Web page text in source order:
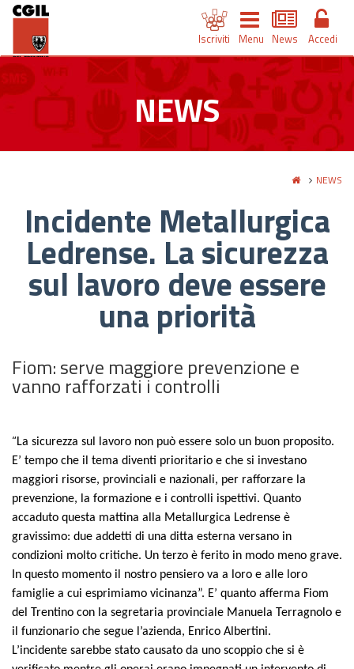
Iscriviti Menu News Accedi
NEWS
NEWS
Incidente Metallurgica
Ledrense. La sicurezza
sul lavoro deve essere
una priorità
Fiom: serve maggiore prevenzione e
vanno rafforzati i controlli
“La sicurezza sul lavoro non può essere solo un buon proposito.
E’ tempo che il tema diventi prioritario e che si investano
maggiori risorse, provinciali e nazionali, per rafforzare la
prevenzione, la formazione e i controlli ispettivi. Quanto
accaduto questa mattina alla Metallurgica Ledrense è
gravissimo: due addetti di una ditta esterna versano in
condizioni molto critiche. Un terzo è ferito in modo meno grave.
In questo momento il nostro pensiero va a loro e alle loro
famiglie a cui esprimiamo vicinanza”. E’ quanto afferma Fiom
del Trentino con la segretaria provinciale Manuela Terragnolo e
il funzionario che segue l’azienda, Enrico Albertini.
L’incidente sarebbe stato causato da uno scoppio che si è